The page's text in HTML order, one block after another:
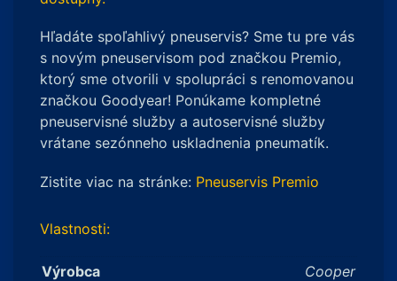
Hľadáte spoľahlivý pneuservis? Sme tu pre vás
s novým pneuservisom pod značkou Premio,
ktorý sme otvorili v spolupráci s renomovanou
značkou Goodyear! Ponúkame kompletné
pneuservisné služby a autoservisné služby
vrátane sezónneho uskladnenia pneumatík.
Zistite viac na stránke: Pneuservis Premio
Vlastnosti:
Výrobca
Cooper